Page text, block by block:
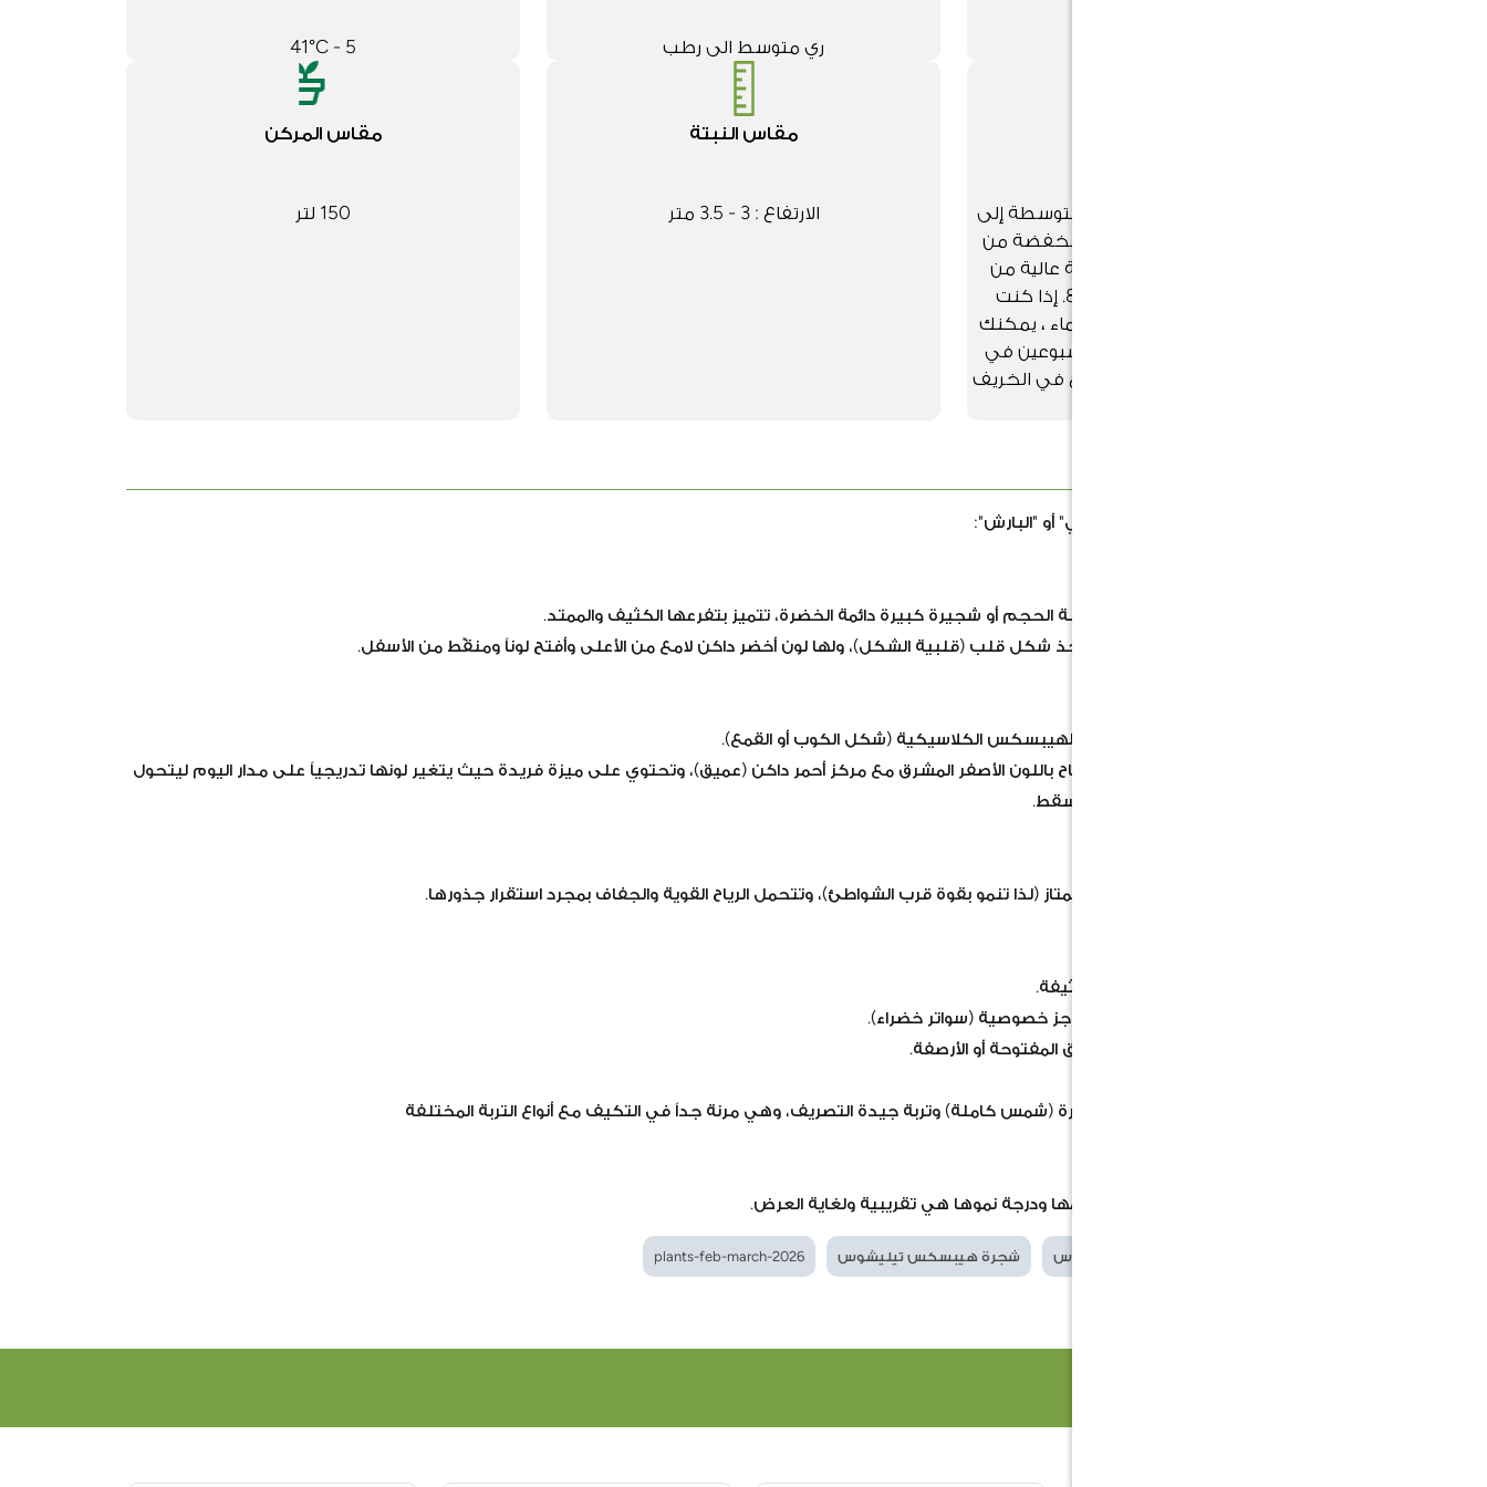
ري متوسط الى رطب 5 - 41°C
تحتاج إلى سماد يحتوي على كمية متوسطة إلى
عالية من النيتروجين (N) ، وكمية منخفضة من
الفوسفور أو الفوسفات (P) ، وكمية عالية من
البوتاس (K) - مثل 7-1-2 أو 12-4- 8. إذا كنت
تستخدم سماد قابل للذوبان في الماء ، يمكنك
الأسمدة بمحلول خفيف مرة كل أسبوعين في
الربيع والصيف ومرة كل أربعة أسابيع في الخريف
مقاس النبتة
الارتفاع : 3 - 3.5 متر
مقاس المركن
150 لتر
والمعروفة أيضاً باسم "الخطمي الساحلي" أو "البارش":
طبيعة النمو: شجرة صغيرة إلى متوسطة الحجم أو شجيرة كبيرة دائمة الخضرة، تتميز بتفرعها الكثيف والممتد.
الأوراق: أوراقها جذابة وكبيرة الحجم، تأخذ شكل قلب (قلبية الشكل)، ولها لون أخضر داكن لامع من الأعلى وأفتح لوناً ومنقّط من الأسفل.
الزهور: تفرز زهوراً تفصيلية تشبه زهور الهيبسكس الكلاسيكية (شكل الكوب أو القمع).
تغير اللون الساحر: تفتح الزهور في الصباح باللون الأصفر المشرق مع مركز أحمر داكن (عميق)، وتحتوي على ميزة فريدة حيث يتغير لونها تدريجياً على مدار اليوم ليتحول
إلى البرتقالي ثم الأحمر المغبر قبل أن تسقط.
مقاومة عالية: تتحمل الملوحة بشكل ممتاز (لذا تنمو بقوة قرب الشواطئ)، وتتحمل الرياح القوية والجفاف بمجرد استقرار جذورها.
ممتازة لتوفير الظل بفضل مظلتها الكثيفة.
تُستخدم كـ مصدات رياح طبيعية أو حواجز خصوصية (سواتر خضراء).
تضفي لمسة استوائية رائعة على الحدائق المفتوحة أو الأرصفة.
: تفضل الإضاءة الشمسية المباشرة (شمس كاملة) وتربة جيدة التصريف، وهي مرنة جداً في التكيف مع أنواع التربة المختلفة
صور المنتجات المعلنة بما في ذلك حجمها ودرجة نموها هي تقريبية ولغاية العرض.
هيبسكس تيليشوس شجرة هيبسكس تيليشوس plants-feb-march-2026